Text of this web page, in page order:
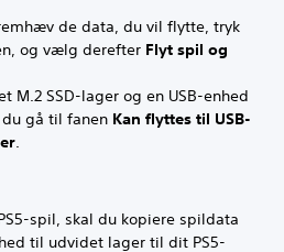
de data, du vil flytte, tryk
og vælg derefter Flyt spil og
M.2 SSD-lager og en USB-enhed
gå til fanen Kan flyttes til USB-
.
spil, skal du kopiere spildata
til udvidet lager til dit PS5-